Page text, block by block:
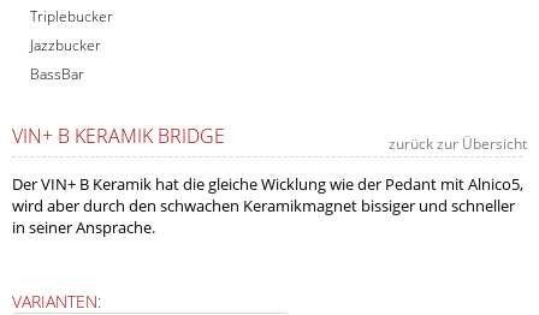
Triplebucker
Jazzbucker
BassBar
VIN+ B KERAMIK BRIDGE zurück zur Übersicht
Der VIN+ B Keramik hat die gleiche Wicklung wie der Pedant mit Alnico5,
wird aber durch den schwachen Keramikmagnet bissiger und schneller
in seiner Ansprache.
VARIANTEN: